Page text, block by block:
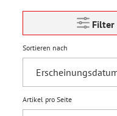
Filter
Sortieren nach
Artikel pro Seite